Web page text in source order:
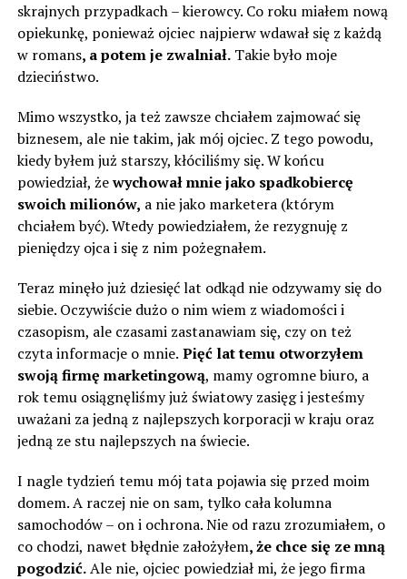
skrajnych przypadkach – kierowcy. Co roku miałem nową
opiekunkę, ponieważ ojciec najpierw wdawał się z każdą
w romans, a potem je zwalniał.Takie było moje
dzieciństwo.
Mimo wszystko, ja też zawsze chciałem zajmować się
biznesem, ale nie takim, jak mój ojciec. Z tego powodu,
kiedy byłem już starszy, kłóciliśmy się. W końcu
powiedział, żewychował mnie jako spadkobiercę
swoich milionów, a nie jako marketera (którym
chciałem być). Wtedy powiedziałem, że rezygnuję z
pieniędzy ojca i się z nim pożegnałem.
Teraz minęło już dziesięć lat odkąd nie odzywamy się do
siebie. Oczywiście dużo o nim wiem z wiadomości i
czasopism, ale czasami zastanawiam się, czy on też
czyta informacje o mnie. Pięć lat temu otworzyłem
swoją firmę marketingową, mamy ogromne biuro, a
rok temu osiągnęliśmy już światowy zasięg i jesteśmy
uważani za jedną z najlepszych korporacji w kraju oraz
jedną ze stu najlepszych na świecie.
I nagle tydzień temu mój tata pojawia się przed moim
domem. A raczej nie on sam, tylko cała kolumna
samochodów – on i ochrona. Nie od razu zrozumiałem, o
co chodzi, nawet błędnie założyłem, że chce się ze mną
pogodzić.Ale nie, ojciec powiedział mi, że jego firma